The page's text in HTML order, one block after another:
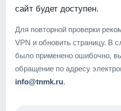
сайт будет доступен.
Для повторной проверки
VPN и обновить страницу. В
было применено ошибочно,
обращение по адресу
info@tnmk.ru.